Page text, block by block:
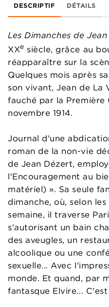
DESCRIPTIF DÉTAILS
Les Dimanches de
XXe siècle, grâce au
réapparaître sur la
Quelques mois après
son vivant, Jean de La
fauché par la Première
novembre 1914.
Journal d'une
roman de la non-vie
de Jean Dézert,
l'Encouragement au
matériel) ». Sa seule
dimanche, où, selon
semaine, il traverse
s'autorisant un bain
des aveugles, un
alcoolique ou une
sexuelle... Avec
monde. Et quand, par
fantasque Elvire...